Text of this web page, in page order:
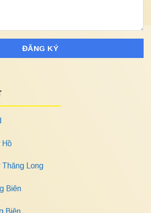
Hồ
Long
Biên
Biên